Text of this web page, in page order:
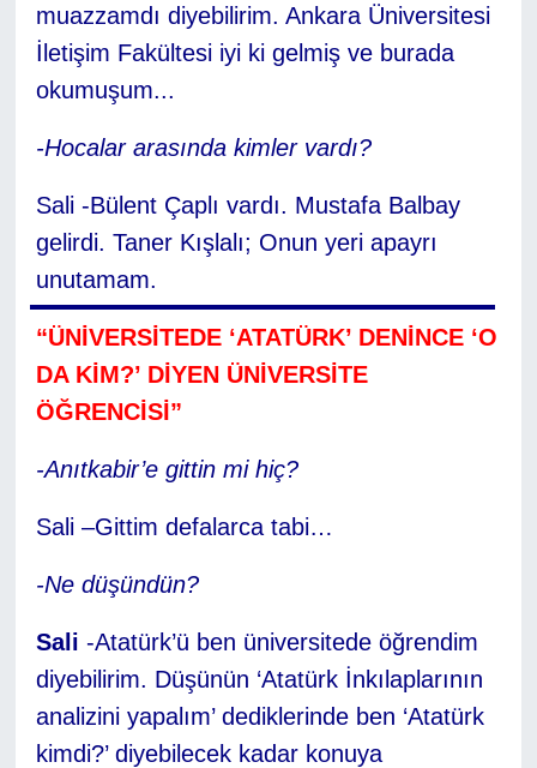
muazzamdı diyebilirim. Ankara Üniversitesi
İletişim Fakültesi iyi ki gelmiş ve burada
okumuşum...
-Hocalar arasında kimler vardı?
Sali -Bülent Çaplı vardı. Mustafa Balbay
gelirdi. Taner Kışlalı; Onun yeri apayrı
unutamam.
“ÜNİVERSİTEDE ‘ATATÜRK’ DENİNCE ‘O
DA KİM?’ DİYEN ÜNİVERSİTE
ÖĞRENCİSİ”
-Anıtkabir’e gittin mi hiç?
Sali –Gittim defalarca tabi…
-Ne düşündün?
Sali -Atatürk’ü ben üniversitede öğrendim
diyebilirim. Düşünün ‘Atatürk İnkılaplarının
analizini yapalım’ dediklerinde ben ‘Atatürk
kimdi?’ diyebilecek kadar konuya